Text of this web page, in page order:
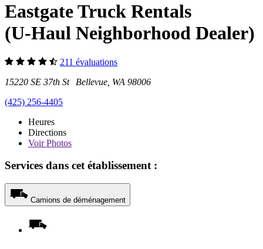
Eastgate Truck Rentals
(U-Haul Neighborhood Dealer)
211 évaluations
15220 SE 37th St Bellevue, WA 98006
(425) 256-4405
Heures
Directions
VoirPhotos
Services dans cet établissement :
Camions de déménagement